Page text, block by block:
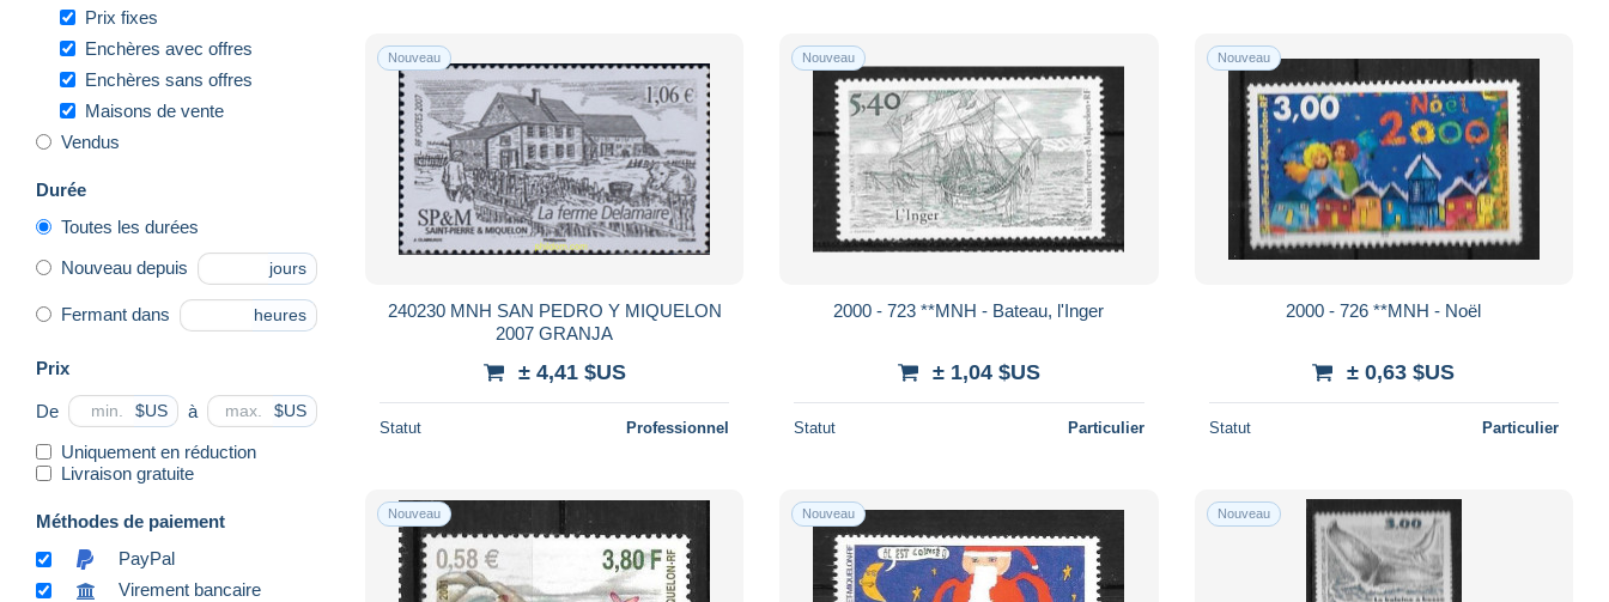
Prix fixes
Enchères avec offres
Enchères sans offres
Maisons de vente
Vendus
Durée
Toutes les durées
Nouveau depuis jours
Fermant dans heures
Prix
De $US à $US
Uniquement en réduction
Livraison gratuite
Méthodes de paiement
PayPal
Virement bancaire
Nouveau
240230 MNH SAN PEDRO Y MIQUELON
2007 GRANJA
± 4,41 $US
Statut Professionnel
Nouveau
2000 - 723 **MNH - Bateau, l'Inger
± 1,04 $US
Statut Particulier
Nouveau
2000 - 726 **MNH - Noël
± 0,63 $US
Statut Particulier
Nouveau Nouveau Nouveau